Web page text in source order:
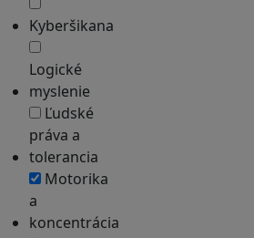
Kyberšikana
Logické
myslenie
Ľudské
práva a
tolerancia
Motorika
a
koncentrácia